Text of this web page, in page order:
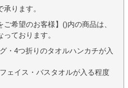
ります。
ご希望のお客様】()内の商品は、
ております。
・4つ折りのタオルハンカチが入
ェイス・バスタオルが入る程度